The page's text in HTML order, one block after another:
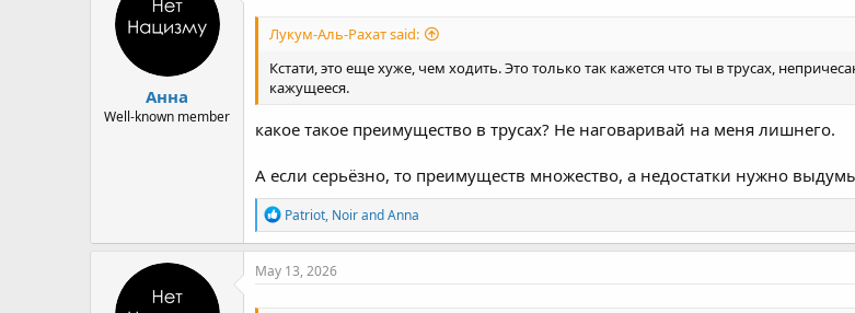
Анна
Well-known member
Лукум-Аль-Рахат said:
Кстати, это еще хуже, чем ходить. Это только так кажется что ты в трусах,
кажущееся.
какое такое преимущество в трусах? Не наговаривай на меня лишнего.
А если серьёзно, то преимуществ множество, а недостатки нужно
R
e
a
c
Patriot, NoirandAnna
May 13, 2026